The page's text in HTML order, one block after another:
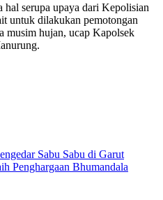
serupa upaya dari Kepolisian
untuk dilakukan pemotongan
musim hujan, ucap Kapolsek
Sabu Sabu di Garut
Penghargaan Bhumandala